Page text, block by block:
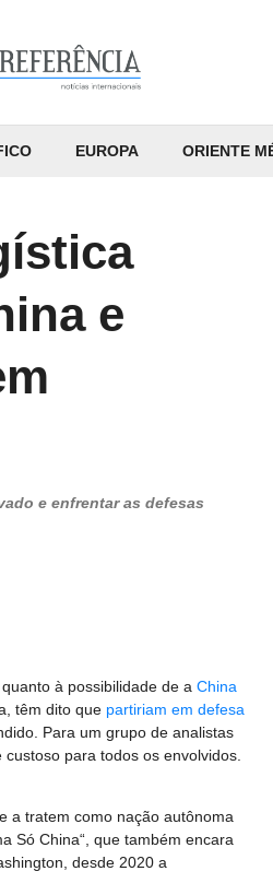
EUROPA ORIENTE
e
e enfrentar as defesas
à possibilidade de a China
têm dito que partiriam em defesa
Para um grupo de analistas
para todos os envolvidos.
a tratem como nação autônoma
Só China“, que também encara
desde 2020 a